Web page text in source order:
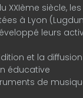
XXIème siècle,
à Lyon
leurs
et la
éducative
de